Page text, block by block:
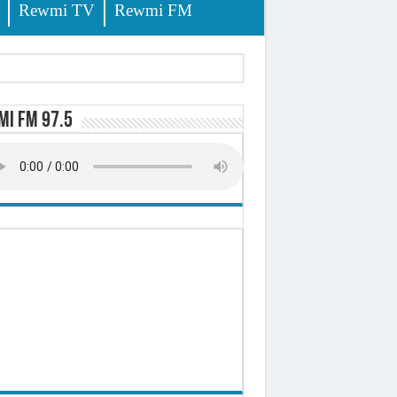
Rewmi TV Rewmi FM
(officiel)
FM 97.5